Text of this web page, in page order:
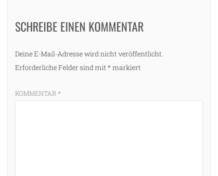
SCHREIBE EINEN KOMMENTAR
Deine E-Mail-Adresse wird nicht veröffentlicht.
Erforderliche Felder sind mit * markiert
KOMMENTAR *